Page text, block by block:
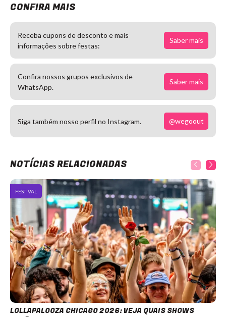
CONFIRA MAIS
Receba cupons de desconto e mais
informações sobre festas:
Saber mais
Confira nossos grupos exclusivos de
WhatsApp.
Saber mais
Siga também nosso perfil no Instagram. @wegoout
NOTÍCIAS RELACIONADAS
FESTIVAL
LOLLAPALOOZA CHICAGO 2026: VEJA QUAIS SHOWS